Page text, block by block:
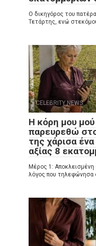
Ο δικηγόρος του
Τετάρτης, ενώ
CELEBRITY NEWS
Η κόρη μου
παρευρεθώ
της χάρισα
αξίας 8
Μέρος 1: Αποκλεισμένη
λόγος που τηλεφώνησα